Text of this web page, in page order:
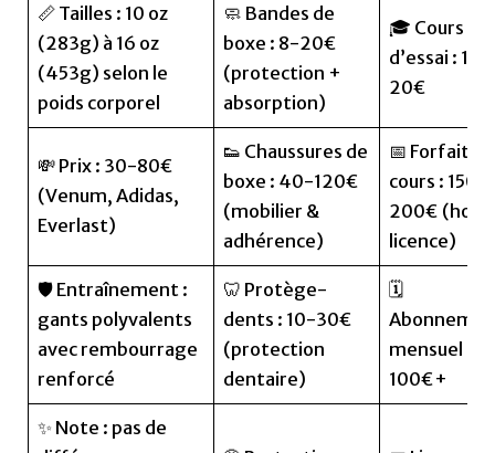
📏 Tailles : 10 oz
(283g) à 16 oz
(453g) selon le
poids corporel
🧼 Bandes de
boxe : 8-20€
(protection +
absorption)
🎓 Cours
d’essai : 10-
20€
💸 Prix : 30-80€
(Venum, Adidas,
Everlast)
👟 Chaussures de
boxe : 40-120€
(mobilier &
adhérence)
📅 Forfait 10
cours : 150-
200€ (hors
licence)
🛡️ Entraînement :
gants polyvalents
avec rembourrage
renforcé
🦷 Protège-
dents : 10-30€
(protection
dentaire)
🗓️
mensuel :
100€+
✨ Note : pas de